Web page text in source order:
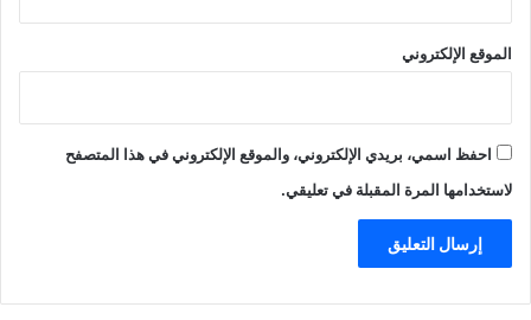
الموقع الإلكتروني
احفظ اسمي، بريدي الإلكتروني، والموقع الإلكتروني في هذا المتصفح
لاستخدامها المرة المقبلة في تعليقي.